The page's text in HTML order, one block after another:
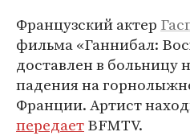
Французский актер
фильма «Ганнибал:
доставлен в больницу
падения на
Франции. Артист
передаетBFMTV.